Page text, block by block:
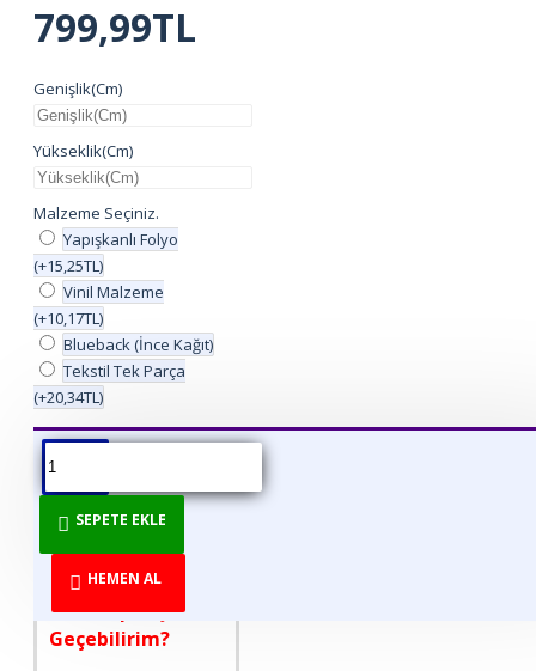
799,99TL
Genişlik(Cm)
Yükseklik(Cm)
Malzeme Seçiniz.
Yapışkanlı Folyo
(+15,25TL)
Vinil Malzeme
(+10,17TL)
Blueback (İnce Kağıt)
Tekstil Tek Parça
(+20,34TL)
SEPETE EKLE
HEMEN AL
ÜRÜN BILGISI ÜRÜN YORUMLARI
DİREKT ÜRETİCİDEN
TÜKETİCİYE!
Nasıl Sipariş
Geçebilirim?